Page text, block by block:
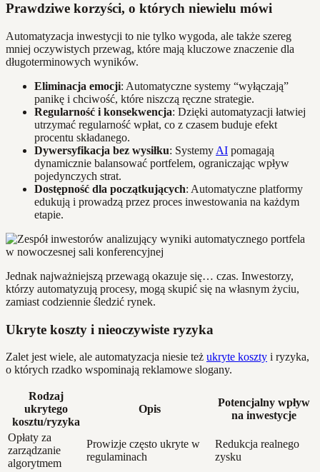
Prawdziwe korzyści, o których niewielu mówi
Automatyzacja inwestycji to nie tylko wygoda, ale także szereg
mniej oczywistych przewag, które mają kluczowe znaczenie dla
długoterminowych wyników.
Eliminacja emocji: Automatyczne systemy “wyłączają”
panikę i chciwość, które niszczą ręczne strategie.
Regularność i konsekwencja: Dzięki automatyzacji łatwiej
utrzymać regularność wpłat, co z czasem buduje efekt
procentu składanego.
Dywersyfikacja bez wysiłku: Systemy AI pomagają
dynamicznie balansować portfelem, ograniczając wpływ
pojedynczych strat.
Dostępność dla początkujących: Automatyczne platformy
edukują i prowadzą przez proces inwestowania na każdym
etapie.
Jednak najważniejszą przewagą okazuje się… czas. Inwestorzy,
którzy automatyzują procesy, mogą skupić się na własnym życiu,
zamiast codziennie śledzić rynek.
Ukryte koszty i nieoczywiste ryzyka
Zalet jest wiele, ale automatyzacja niesie też ukryte koszty i ryzyka,
o których rzadko wspominają reklamowe slogany.
Rodzaj
ukrytego
kosztu/ryzyka
Opis
Potencjalny wpływ
na inwestycje
Opłaty za
zarządzanie
algorytmem
Prowizje często ukryte w
regulaminach
Redukcja realnego
zysku